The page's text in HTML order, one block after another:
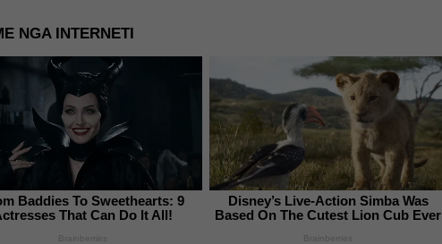
NGA INTERNETI
Baddies To Sweethearts: 9
That Can Do It All!
Brainberries
Disney’s Live-Action Simba Was
Based On The Cutest Lion Cub Ever
Brainberries